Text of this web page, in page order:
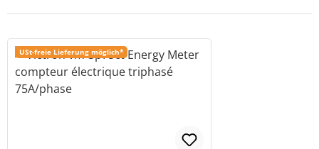
USt-freie Lieferung möglich*